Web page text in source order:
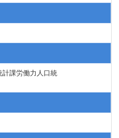
計課労働力人口統